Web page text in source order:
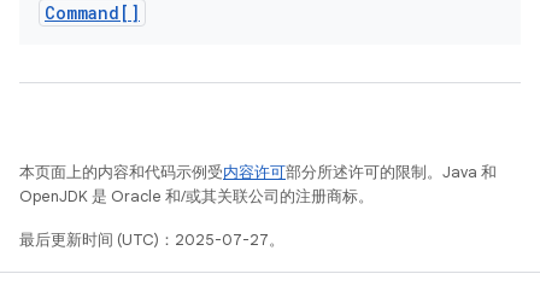
Command[]
本页面上的内容和代码示例受内容许可部分所述许可的限制。Java 和
OpenJDK 是 Oracle 和/或其关联公司的注册商标。
最后更新时间 (UTC)：2025-07-27。